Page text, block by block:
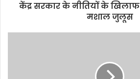
केंद्र सरकार के नीतियों के
मशाल जुलूस